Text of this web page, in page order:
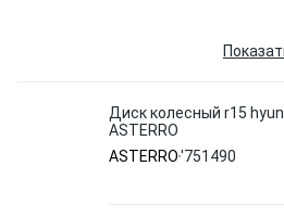
Диск колесный r15
ASTERRO
ASTERRO'751490